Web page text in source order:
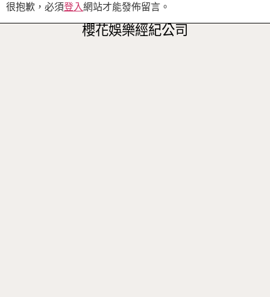
很抱歉，必須登入網站才能發佈留言。
櫻花娛樂經紀公司